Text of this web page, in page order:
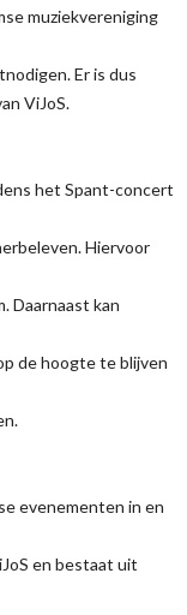
muziekvereniging
Er is dus
ViJoS.
het Spant-concert
Hiervoor
Daarnaast kan
de hoogte te blijven
evenementen in en
en bestaat uit